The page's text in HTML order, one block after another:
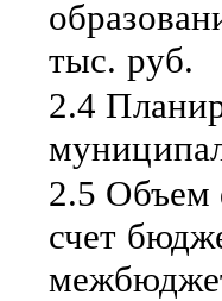
тыс. руб.
2.4
2.5 Объем
счет